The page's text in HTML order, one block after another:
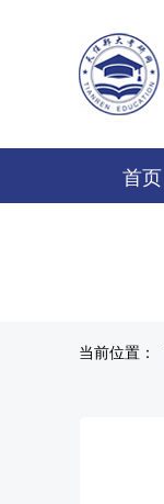
首页
当前位置：